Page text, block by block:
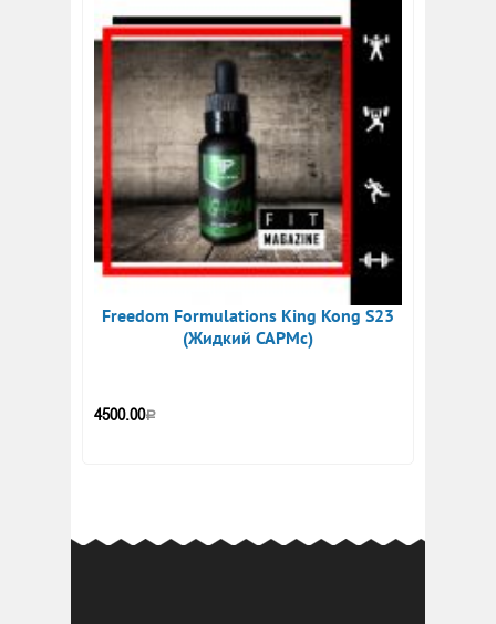
Freedom Formulations King Kong S23
(Жидкий САРМс)
4500.00Р